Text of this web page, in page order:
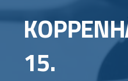
15.